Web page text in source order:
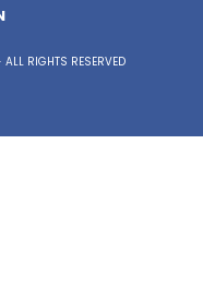
RIGHTS RESERVED